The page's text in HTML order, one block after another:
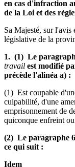
en cas d'infraction
de la Loi et des
Sa Majesté, sur l'avis
législative de la
1. (1) Le
travail est modifié
précède l'alinéa a) :
(1) Est coupable
culpabilité, d'une
emprisonnement de
quiconque enfreint ou
(2) Le paragraphe
ce qui suit :
Idem